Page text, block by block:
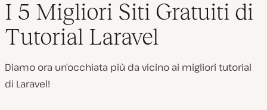
I 5 Migliori Siti Gratuiti di
Tutorial Laravel
Diamo ora un’occhiata più da vicino ai migliori tutorial
di Laravel!